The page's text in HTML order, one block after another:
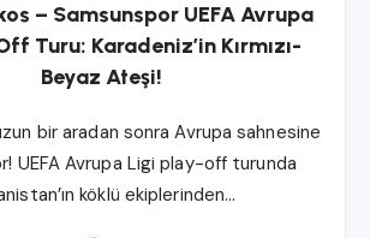
– Samsunspor UEFA Avrupa
Turu: Karadeniz’in Kırmızı-
Beyaz Ateşi!
bir aradan sonra Avrupa sahnesine
UEFA Avrupa Ligi play-off turunda
köklü ekiplerinden…